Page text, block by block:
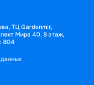
ТЦ Gardenmir,
Мира 40, 8 этаж,
804